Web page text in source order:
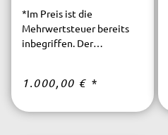
*Im Preis ist die
Mehrwertsteuer bereits
inbegriffen. Der
kostenfrei.
1.000,00 € *